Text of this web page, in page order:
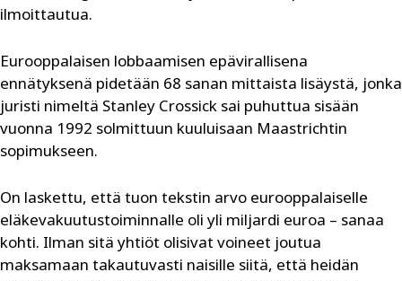
ilmoittautua.
Eurooppalaisen lobbaamisen epävirallisena
ennätyksenä pidetään 68 sanan mittaista lisäystä, jonka
juristi nimeltä Stanley Crossick sai puhuttua sisään
vuonna 1992 solmittuun kuuluisaan Maastrichtin
sopimukseen.
On laskettu, että tuon tekstin arvo eurooppalaiselle
eläkevakuutustoiminnalle oli yli miljardi euroa – sanaa
kohti. Ilman sitä yhtiöt olisivat voineet joutua
maksamaan takautuvasti naisille siitä, että heidän